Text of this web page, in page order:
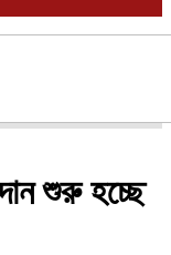
শুরু হচ্ছে